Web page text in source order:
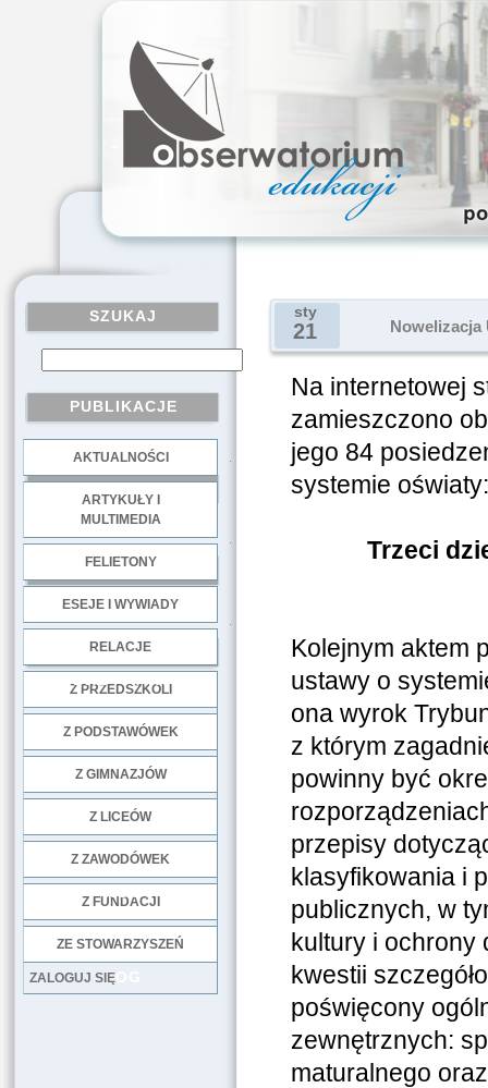
SZUKAJ
PUBLIKACJE
AKTUALNOŚCI
ARTYKUŁY I
MULTIMEDIA
FELIETONY
ESEJE I WYWIADY
RELACJE
Z PRZEDSZKOLI
Z PODSTAWÓWEK
Z GIMNAZJÓW
Z LICEÓW
Z ZAWODÓWEK
Z FUNDACJI
ZE STOWARZYSZEŃ
LOG
ZALOGUJ SIĘ
sty
21 Nowelizacja
Na internetowej
zamieszczono
jego 84
systemie oświaty:
Trzeci
Kolejnym aktem
ustawy o
ona wyrok
z którym
powinny być
przepisy
klasyfikowania i
publicznych, w
kultury i ochrony
kwestii
poświęcony
zewnętrznych:
maturalnego